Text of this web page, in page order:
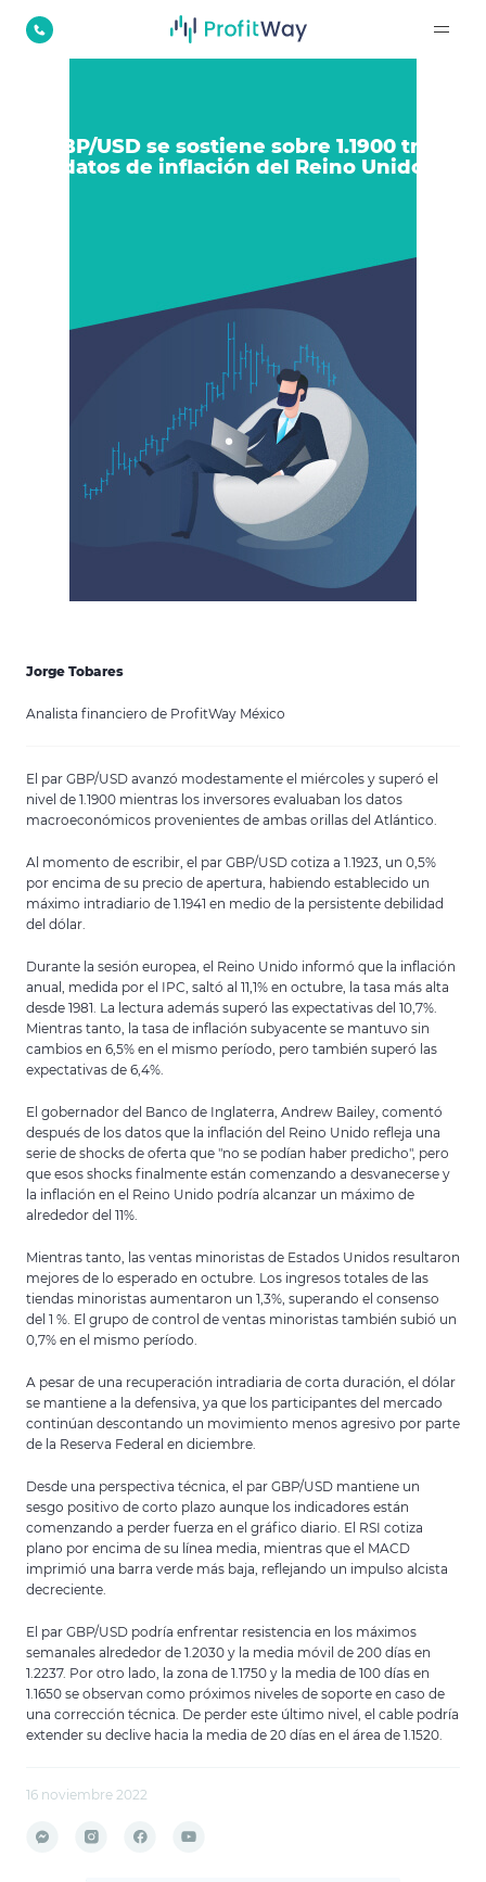
GBP/USD se sostiene sobre 1.1900 tras
datos de inflación del Reino Unido
Jorge Tobares
Analista financiero de ProfitWay México
El par GBP/USD avanzó modestamente el miércoles y superó el
nivel de 1.1900 mientras los inversores evaluaban los datos
macroeconómicos provenientes de ambas orillas del Atlántico.
Al momento de escribir, el par GBP/USD cotiza a 1.1923, un 0,5%
por encima de su precio de apertura, habiendo establecido un
máximo intradiario de 1.1941 en medio de la persistente debilidad
del dólar.
Durante la sesión europea, el Reino Unido informó que la inflación
anual, medida por el IPC, saltó al 11,1% en octubre, la tasa más alta
desde 1981. La lectura además superó las expectativas del 10,7%.
Mientras tanto, la tasa de inflación subyacente se mantuvo sin
cambios en 6,5% en el mismo período, pero también superó las
expectativas de 6,4%.
El gobernador del Banco de Inglaterra, Andrew Bailey, comentó
después de los datos que la inflación del Reino Unido refleja una
serie de shocks de oferta que "no se podían haber predicho", pero
que esos shocks finalmente están comenzando a desvanecerse y
la inflación en el Reino Unido podría alcanzar un máximo de
alrededor del 11%.
Mientras tanto, las ventas minoristas de Estados Unidos resultaron
mejores de lo esperado en octubre. Los ingresos totales de las
tiendas minoristas aumentaron un 1,3%, superando el consenso
del 1 %. El grupo de control de ventas minoristas también subió un
0,7% en el mismo período.
A pesar de una recuperación intradiaria de corta duración, el dólar
se mantiene a la defensiva, ya que los participantes del mercado
continúan descontando un movimiento menos agresivo por parte
de la Reserva Federal en diciembre.
Desde una perspectiva técnica, el par GBP/USD mantiene un
sesgo positivo de corto plazo aunque los indicadores están
comenzando a perder fuerza en el gráfico diario. El RSI cotiza
plano por encima de su línea media, mientras que el MACD
imprimió una barra verde más baja, reflejando un impulso alcista
decreciente.
El par GBP/USD podría enfrentar resistencia en los máximos
semanales alrededor de 1.2030 y la media móvil de 200 días en
1.2237. Por otro lado, la zona de 1.1750 y la media de 100 días en
1.1650 se observan como próximos niveles de soporte en caso de
una corrección técnica. De perder este último nivel, el cable podría
extender su declive hacia la media de 20 días en el área de 1.1520.
16 noviembre 2022